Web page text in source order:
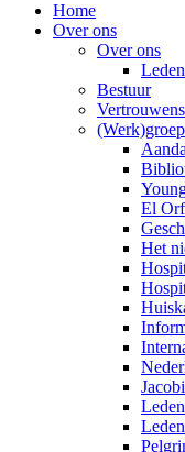
Home
Over ons
Over ons
Bestuur
El
Het